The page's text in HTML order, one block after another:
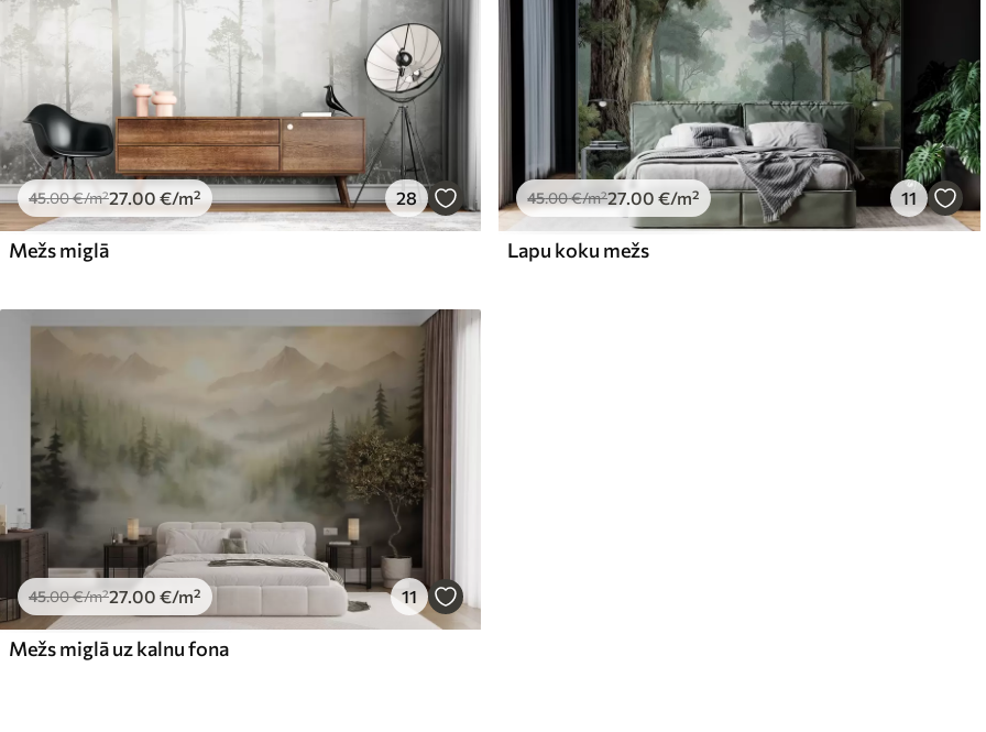
45.00€/m²27 .00 €/m² 28
Mežs miglā
45.00€/m²27 .00 €/m² 11
Lapu koku mežs
45.00€/m²27.00 €/m² 11
Mežs miglā uz kalnu fona